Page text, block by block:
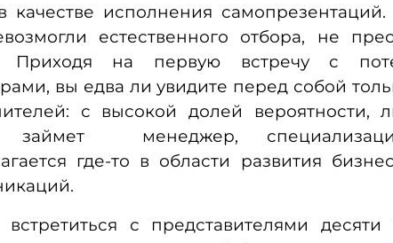
качестве исполнения
естественного отбора, не
Приходя на первую встречу с
вы едва ли увидите перед собой
с высокой долей вероятности,
займет менеджер,
где-то в области развития
с представителями десяти